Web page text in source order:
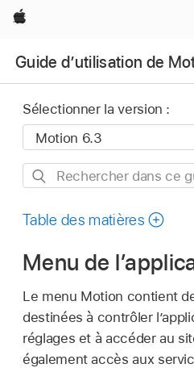
Apple
Guide d’utilisation de
Sélectionner la version :
Rechercher
ce
Table des matières
Menu de
Le menu Motion contient
destinées à contrôler
réglages et à accéder au
également accès aux